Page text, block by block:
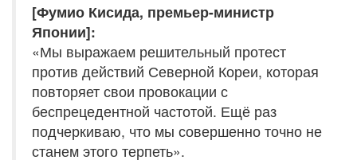
[Фумио Кисида, премьер-министр
Японии]:
«Мы выражаем решительный протест
против действий Северной Кореи, которая
повторяет свои провокации с
беспрецедентной частотой. Ещё раз
подчеркиваю, что мы совершенно точно не
станем этого терпеть».